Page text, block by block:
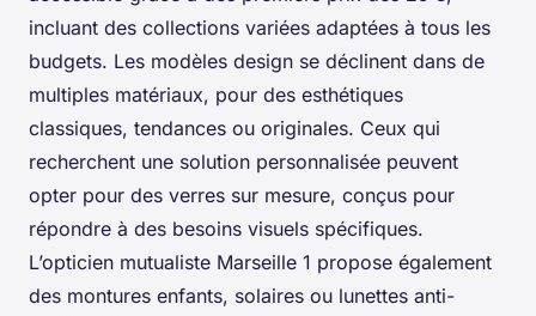
incluant des collections variées adaptées à tous les
budgets. Les modèles design se déclinent dans de
multiples matériaux, pour des esthétiques
classiques, tendances ou originales. Ceux qui
recherchent une solution personnalisée peuvent
opter pour des verres sur mesure, conçus pour
répondre à des besoins visuels spécifiques.
L’opticien mutualiste Marseille 1 propose également
des montures enfants, solaires ou lunettes anti-